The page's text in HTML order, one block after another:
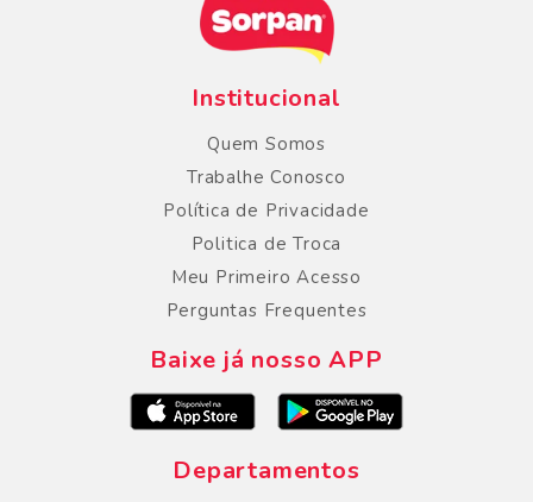
Institucional
Quem Somos
Trabalhe Conosco
Política de Privacidade
Politica de Troca
Meu Primeiro Acesso
Perguntas Frequentes
Baixe já nosso APP
Departamentos